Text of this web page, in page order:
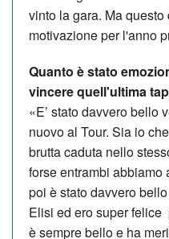
vinto la gara. Ma
motivazione per l'anno
Quanto è stato
vincere quell'ultima
«E’ stato davvero bello
nuovo al Tour. Sia io
brutta caduta nello
forse entrambi abbiamo
poi è stato davvero
Elisi ed ero super felice
è sempre bello e ha